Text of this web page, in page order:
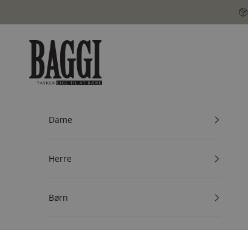
BAGGI
Dame
Herre
Børn